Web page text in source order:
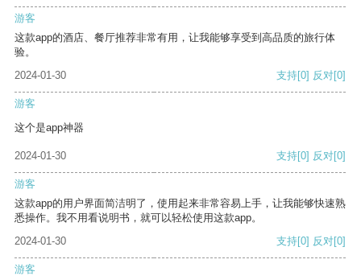
游客
这款app的酒店、餐厅推荐非常有用，让我能够享受到高品质的旅行体
验。
2024-01-30
支持[0] 反对[0]
游客
这个是app神器
2024-01-30 支持[0] 反对[0]
游客
这款app的用户界面简洁明了，使用起来非常容易上手，让我能够快速熟
悉操作。我不用看说明书，就可以轻松使用这款app。
2024-01-30
支持[0] 反对[0]
游客